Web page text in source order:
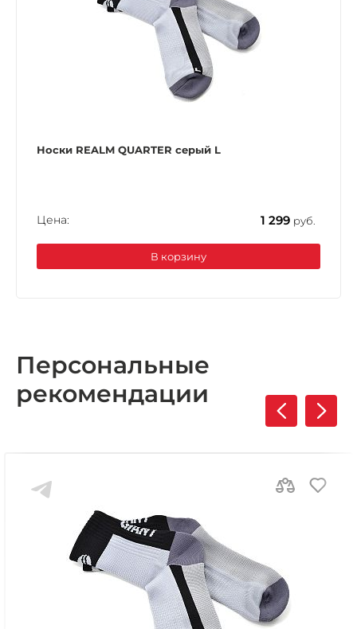
Носки REALM QUARTER серый L
Цена: 1 299 руб.
В корзину
Персональные
рекомендации